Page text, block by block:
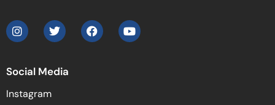
Social Media
Instagram